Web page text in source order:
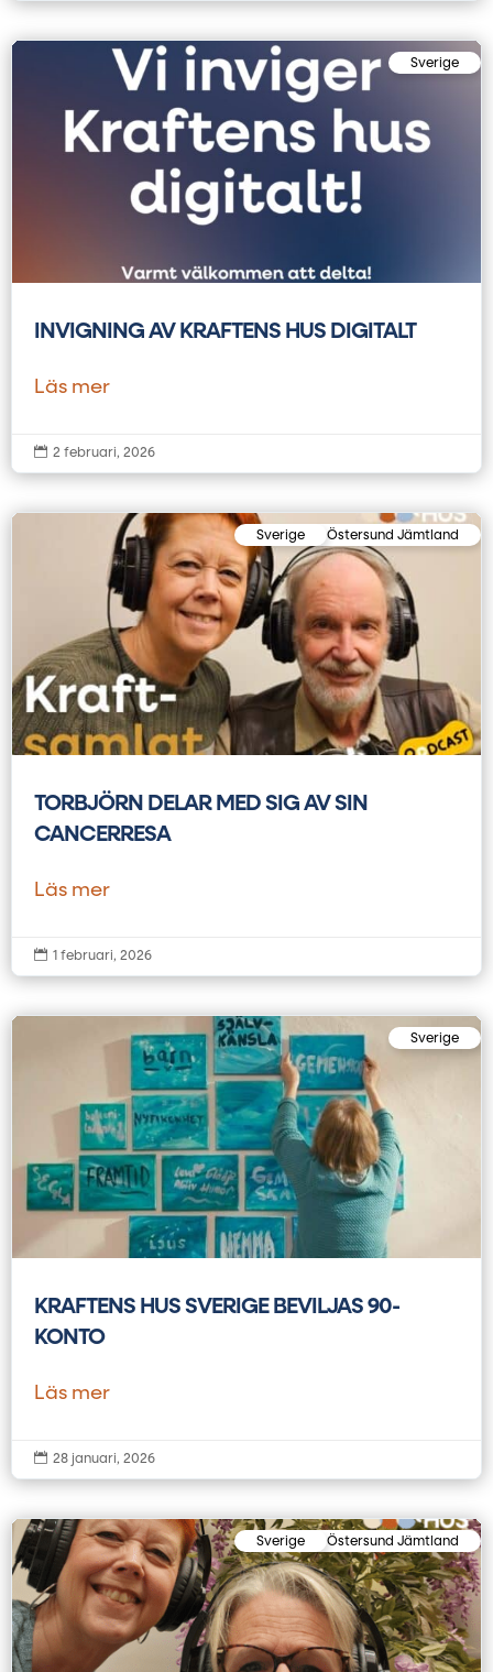
Sverige
INVIGNING AV KRAFTENS HUS DIGITALT
Läs mer
 2 februari, 2026
Östersund Jämtland
Sverige
TORBJÖRN DELAR MED SIG AV SIN
CANCERRESA
Läs mer
 1 februari, 2026
Sverige
KRAFTENS HUS SVERIGE BEVILJAS 90-
KONTO
Läs mer
 28 januari, 2026
Östersund Jämtland
Sverige